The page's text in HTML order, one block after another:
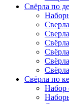
Свёрла по
Свёрла по
Набор